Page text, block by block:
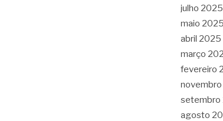
julho 2025
maio 2025
abril 2025
março
fevereiro
setembro
agosto